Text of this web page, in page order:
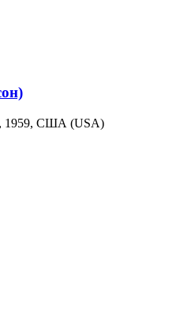
1959, США (USA)